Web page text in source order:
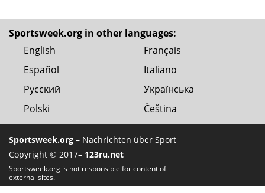
Sportsweek.org in other languages:
English
Français
Español
Italiano
Русский
Українська
Polski
Čeština
Sportsweek.org – Nachrichten über Sport
Copyright © 2017– 123ru.net
Sportsweek.org is not responsible for content of
external sites.